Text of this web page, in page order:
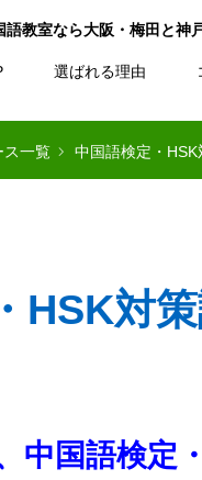
教室なら大阪・梅田と神
選ばれる理由
ス一覧 中国語検定・HSK
HSK対
中国語検定